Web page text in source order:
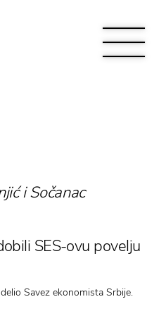
i Sočanac
SES-ovu povelju
Savez ekonomista Srbije.